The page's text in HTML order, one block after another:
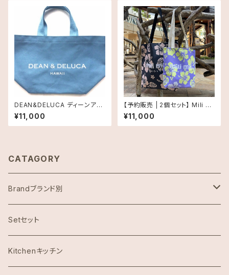
DEAN&DELUCA ディーンアン
ドデルーカ ・ ROYAL HAWAIIA
N LIMITED CANVAS TOTE
キャンバストート スモールサイ
¥11,000
【予約販売 | 2個セット】 Mili Mi
li Day Tote（ミリミリ デイトー
ト）｜お得な2個セット
¥11,000
CATAGORY
Brandブランド別
ハワイ限定スヌーピー
Abercrombie & Fitch アバクロンビー
Setセット
Kitchenキッチン